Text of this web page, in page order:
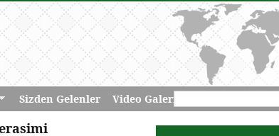
Sizden Gelenler Video GaleriArama formu
Ara